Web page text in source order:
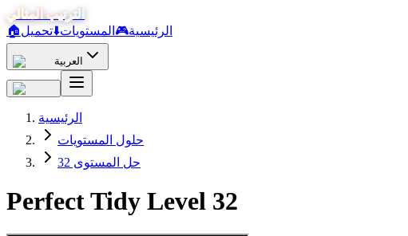
الترتيب المثالي
🏠
الرئيسية🎮 المستويات⬇️تحميل
العربية
الرئيسية
حلول المستويات
حل المستوى 32
Perfect Tidy Level 32